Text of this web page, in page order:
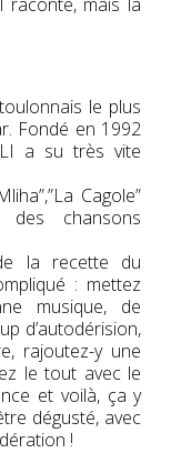
le plus
Fondé en 1992
a su très vite
Cagole”
des chansons
la recette du
: mettez
musique, de
d’autodérision,
rajoutez-y une
le tout avec le
et voilà, ça y
dégusté, avec
!